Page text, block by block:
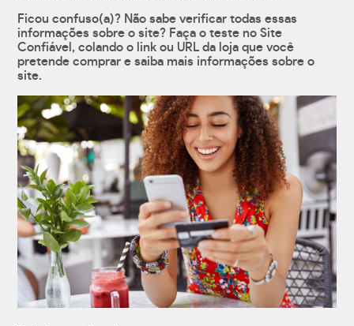
Ficou confuso(a)? Não sabe verificar todas essas
informações sobre o site? Faça o teste no Site
Confiável, colando o link ou URL da loja que você
pretende comprar e saiba mais informações sobre o
site.